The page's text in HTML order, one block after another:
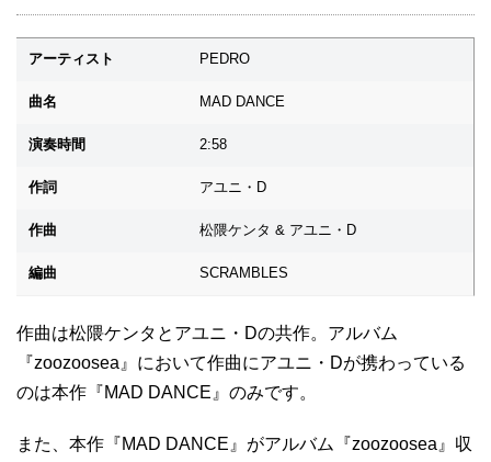
アーティスト PEDRO
曲名 MAD DANCE
演奏時間 2:58
作詞 アユニ・D
作曲 松隈ケンタ & アユニ・D
編曲 SCRAMBLES
作曲は松隈ケンタとアユニ・Dの共作。アルバム
『zoozoosea』において作曲にアユニ・Dが携わっている
のは本作『MAD DANCE』のみです。
また、本作『MAD DANCE』がアルバム『zoozoosea』収